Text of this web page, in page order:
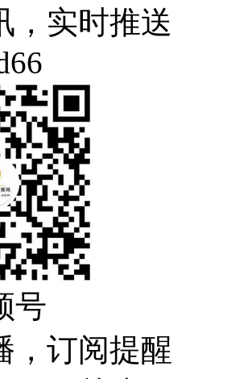
，实时推送
号
，订阅提醒